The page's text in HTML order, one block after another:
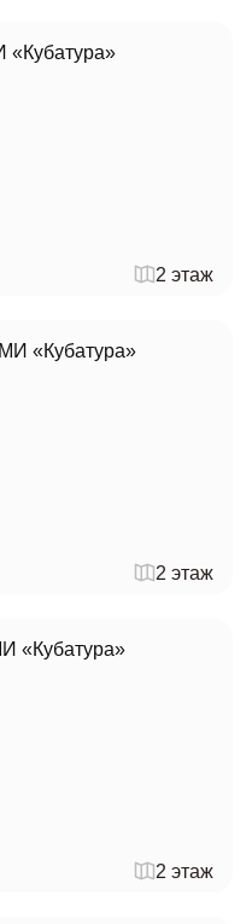
2 этаж
2 этаж
2 этаж